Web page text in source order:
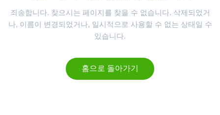
죄송합니다. 찾으시는 페이지를 찾을 수 없습니다. 삭제되었거
나, 이름이 변경되었거나, 일시적으로 사용할 수 없는 상태일 수
있습니다.
홈으로 돌아가기